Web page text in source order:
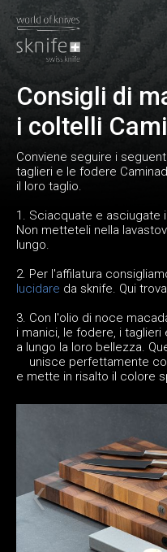
Consigli di
i coltelli
Conviene seguire i
taglieri e le fodere
il loro taglio.
1. Sciacquate e asciugate
Non metteteli nella
lungo.
2. Per l'affilatura
lucidare da sknife. Qui
3. Con l'olio di noce
i manici, le fodere, i
a lungo la loro bellezza.
unisce perfettamente
e mette in risalto il colore